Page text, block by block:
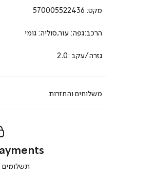
משלוחים והחזרות
מקט: 570005522436
הרכב:גפה: עור,סוליה: גומי
גזרה/עקב :2.0